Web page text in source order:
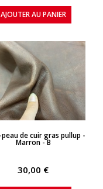
AJOUTER AU PANIER
APERÇU RAPIDE
de cuir gras pullup -
Marron - B
30,00 €